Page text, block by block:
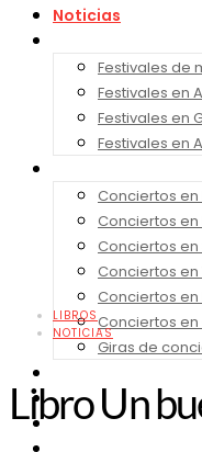
Noticias
Festivales de
Festivales en
Festivales en
Festivales en
Conciertos en
Conciertos
Conciertos en
Conciertos
Conciertos en
Conciertos
Giras de
Bandas Sonoras
Series y Tv
LIBROS
NOTICIAS
Libro Un